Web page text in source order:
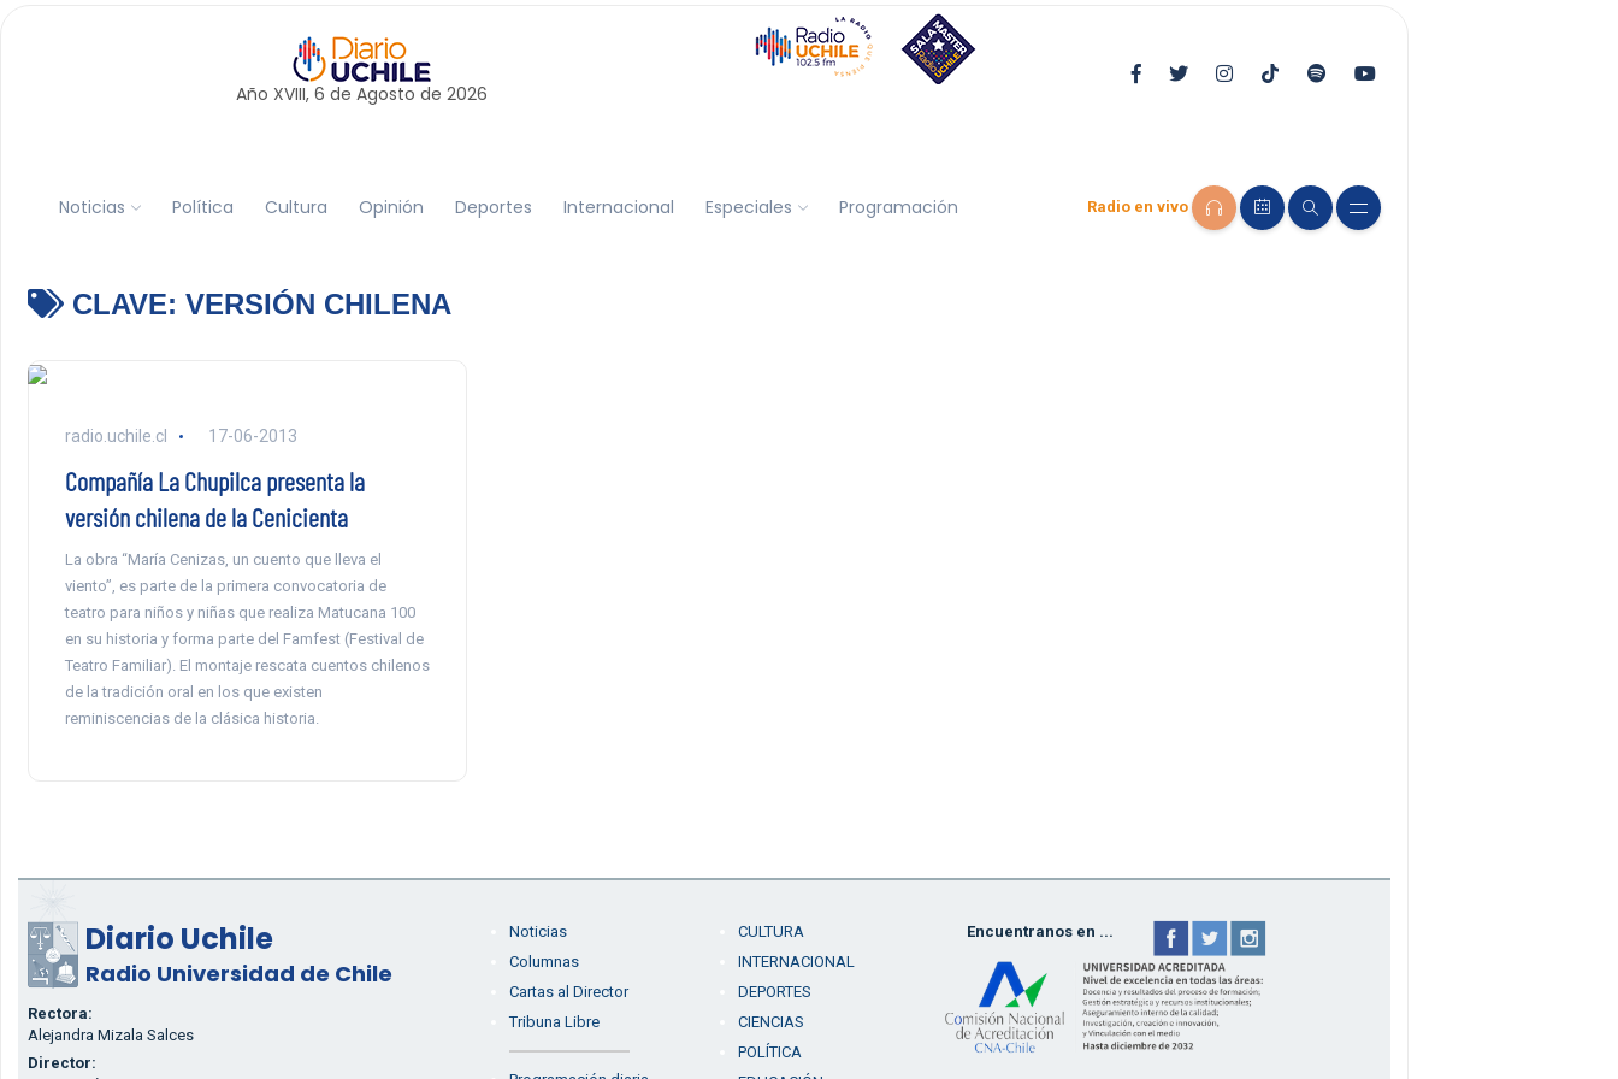
Año XVIII, 6 de Agosto de 2026
Noticias Política Cultura Opinión Deportes Internacional Especiales Programación Radio en vivo
CLAVE: VERSIÓN CHILENA
radio.uchile.cl 17-06-2013
Compañía La Chupilca presenta la
versión chilena de la Cenicienta
La obra “María Cenizas, un cuento que lleva el
viento”, es parte de la primera convocatoria de
teatro para niños y niñas que realiza Matucana 100
en su historia y forma parte del Famfest (Festival de
Teatro Familiar). El montaje rescata cuentos chilenos
de la tradición oral en los que existen
reminiscencias de la clásica historia.
Diario Uchile
Radio Universidad de Chile
Rectora:
Alejandra Mizala Salces
Director:
Noticias
Columnas
Cartas al Director
Tribuna Libre
CULTURA
INTERNACIONAL
DEPORTES
CIENCIAS
POLÍTICA
Encuentranos en ...